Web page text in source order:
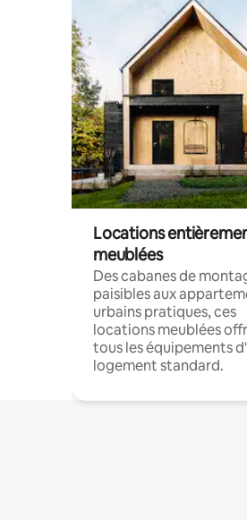
Locations
meublées
Des cabanes de
paisibles aux
urbains pratiques, ces
locations meublées
tous les équipements
logement standard.